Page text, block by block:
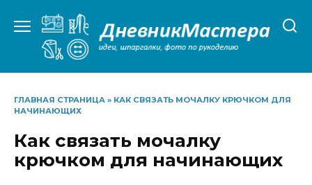
содержанию
ГЛАВНАЯ СТРАНИЦА » КАК СВЯЗАТЬ МОЧАЛКУ КРЮЧКОМ ДЛЯ
НАЧИНАЮЩИХ
Как связать мочалку
крючком для начинающих